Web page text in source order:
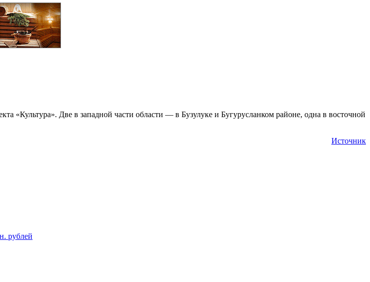
«Культура». Две в западной части области — в Бузулуке и Бугурусланком районе, одна в восточной
Источник
рублей